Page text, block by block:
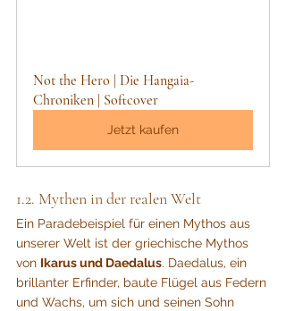
Not the Hero | Die Hangaia-
Chroniken | Softcover
Jetzt kaufen
1.2. Mythen in der realen Welt
Ein Paradebeispiel für einen Mythos aus
unserer Welt ist der griechische Mythos
von Ikarus und Daedalus. Daedalus, ein
brillanter Erfinder, baute Flügel aus Federn
und Wachs, um sich und seinen Sohn